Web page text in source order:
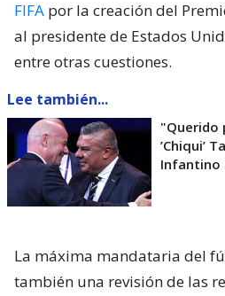
FIFA por la creación del
al presidente de Estados
entre otras cuestiones.
Lee también...
"Querido
’Chiqui’
Infantino
La máxima mandataria del
también una revisión de las